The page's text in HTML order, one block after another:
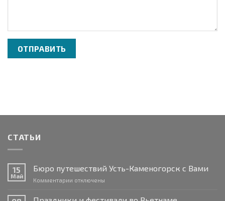
СТАТЬИ
15
Май
Бюро путешествий Усть-Каменогорск с Вами
Комментарии котключены